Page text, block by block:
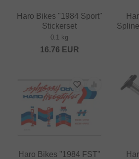
Haro Bikes "1984 Sport"
Stickerset
0.1 kg
16.76 EUR
Haro Bikes "1984 FST"